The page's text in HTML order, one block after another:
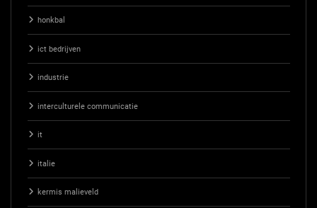
honkbal
ict bedrijven
industrie
interculturele communicatie
it
italie
kermis malieveld